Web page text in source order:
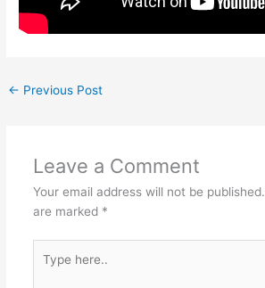
← Previous Post
Leave a Comment
Your email address will not be published.
are marked *
here..